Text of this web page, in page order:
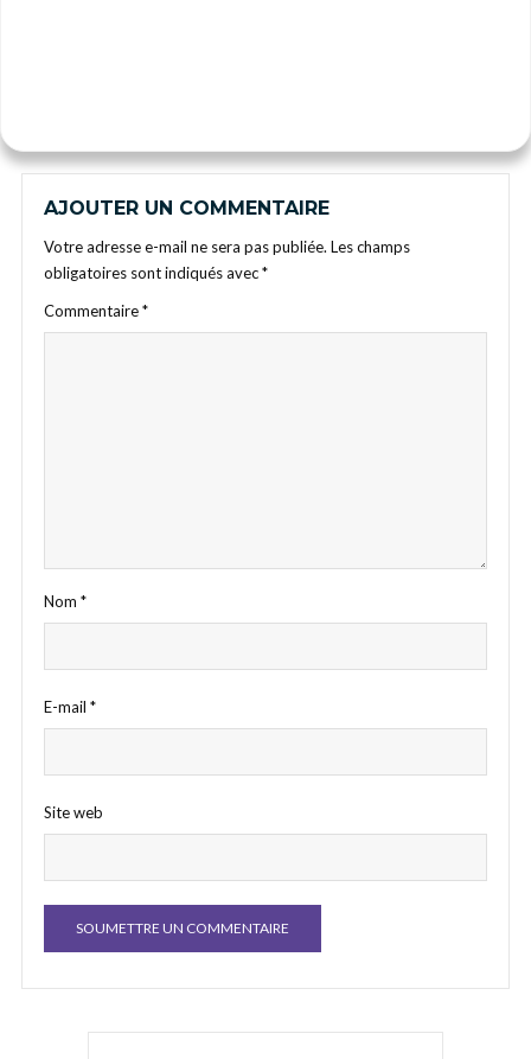
AJOUTER UN COMMENTAIRE
Votre adresse e-mail ne sera pas publiée. Les champs
obligatoires sont indiqués avec*
Commentaire*
Nom *
E-mail *
Site web